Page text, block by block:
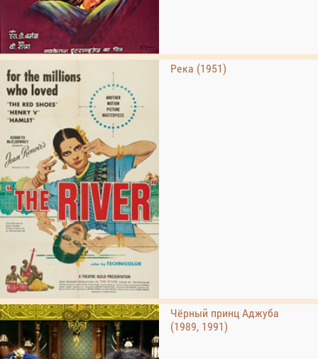
Река (1951)
Чёрный принц Аджуба
(1989, 1991)